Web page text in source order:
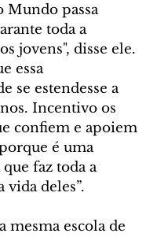
Mundo passa
toda a
jovens", disse ele.
essa
se estendesse a
Incentivo os
confiem e apoiem
é uma
faz toda a
vida deles”.
mesma escola de